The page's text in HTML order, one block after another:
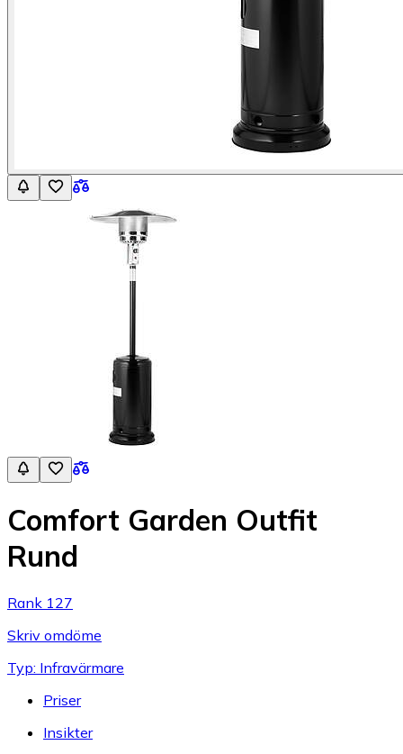
Comfort Garden Outfit
Rund
Rank 127
Skriv omdöme
Typ: Infravärmare
Priser
Insikter